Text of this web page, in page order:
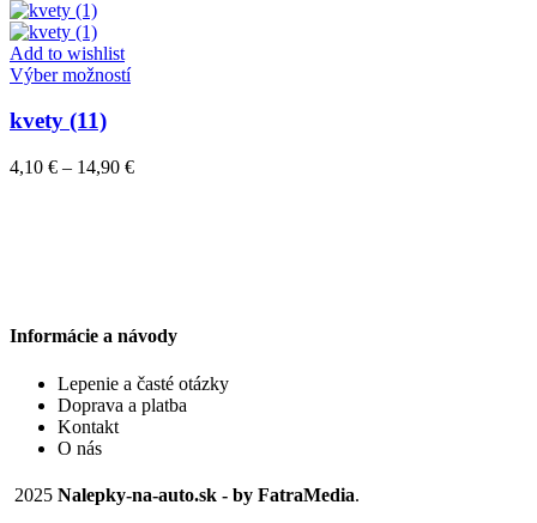
môžete
vybrať
na
through
7,00 €
Add to wishlist
Výber možnostíTento
variantov.
kvety (11)
4,10 € – 14,90 €Price
Informácie a návody
Lepenie a časté otázky
Doprava a platba
Kontakt
O nás
2025 Nalepky-na-auto.sk - by FatraMedia.